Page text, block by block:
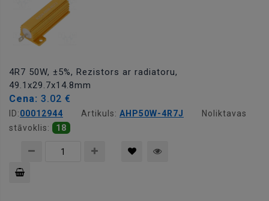
4R7 50W, ±5%, Rezistors ar radiatoru,
49.1x29.7x14.8mm
Cena: 3.02 €
ID:00012944 Artikuls: AHP50W-4R7J
Noliktavas
stāvoklis:
18